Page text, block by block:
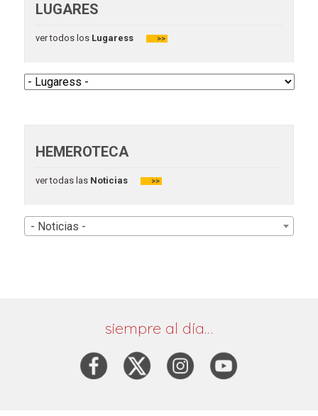
LUGARES
ver todos losLugaress >>
HEMEROTECA
ver todas lasNoticias >>
- Noticias -
siempre al día…